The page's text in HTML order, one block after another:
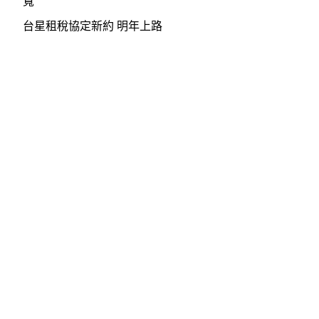
台星租稅協定新約 明年上路